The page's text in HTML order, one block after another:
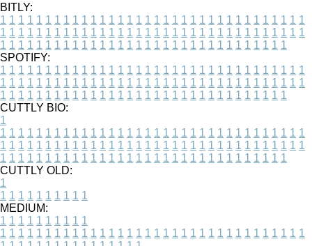
BITLY:
1 1 1 1 1 1 1 1 1 1 1 1 1 1 1 1 1 1 1 1 1 1 1 1 1 1 1 1 1 1 1 1 1 1
1 1 1 1 1 1 1 1 1 1 1 1 1 1 1 1 1 1 1 1 1 1 1 1 1 1 1 1 1 1 1 1 1 1
1 1 1 1 1 1 1 1 1 1 1 1 1 1 1 1 1 1 1 1 1 1 1 1 1 1 1 1 1 1 1 1
SPOTIFY:
1 1 1 1 1 1 1 1 1 1 1 1 1 1 1 1 1 1 1 1 1 1 1 1 1 1 1 1 1 1 1 1 1 1
1 1 1 1 1 1 1 1 1 1 1 1 1 1 1 1 1 1 1 1 1 1 1 1 1 1 1 1 1 1 1 1 1 1
1 1 1 1 1 1 1 1 1 1 1 1 1 1 1 1 1 1 1 1 1 1 1 1 1 1 1 1 1 1 1 1
CUTTLY BIO:
1
1 1 1 1 1 1 1 1 1 1 1 1 1 1 1 1 1 1 1 1 1 1 1 1 1 1 1 1 1 1 1 1 1 1
1 1 1 1 1 1 1 1 1 1 1 1 1 1 1 1 1 1 1 1 1 1 1 1 1 1 1 1 1 1 1 1 1 1
1 1 1 1 1 1 1 1 1 1 1 1 1 1 1 1 1 1 1 1 1 1 1 1 1 1 1 1 1 1 1 1
CUTTLY OLD:
1
1 1 1 1 1 1 1 1 1 1
MEDIUM:
1 1 1 1 1 1 1 1 1 1
1 1 1 1 1 1 1 1 1 1 1 1 1 1 1 1 1 1 1 1 1 1 1 1 1 1 1 1 1 1 1 1 1 1